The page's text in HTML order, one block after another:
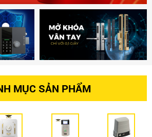
MỤC SẢN PHẨM